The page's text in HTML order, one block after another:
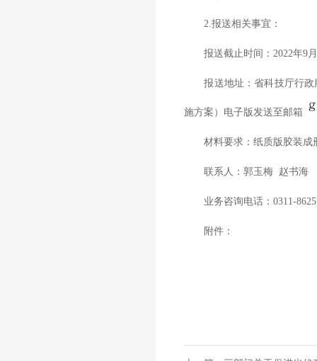
2.报送相关事宜：
报送截止时间：2022年9月
报送地址：省科技厅行政服
施方案）电子版发送至邮箱
材料要求：纸质版胶装成册
联系人：郭玉梅 赵书海
业务咨询电话：0311-
附件：